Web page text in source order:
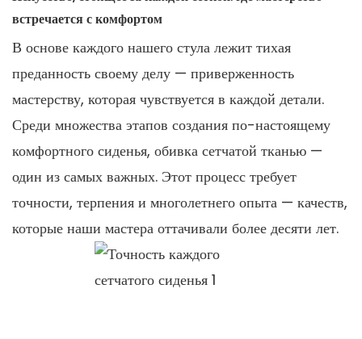
встречается с комфортом
В основе каждого нашего стула лежит тихая
преданность своему делу — приверженность
мастерству, которая чувствуется в каждой детали.
Среди множества этапов создания по-настоящему
комфортного сиденья, обивка сетчатой ​​тканью —
один из самых важных. Этот процесс требует
точности, терпения и многолетнего опыта — качеств,
которые наши мастера оттачивали более десяти лет.